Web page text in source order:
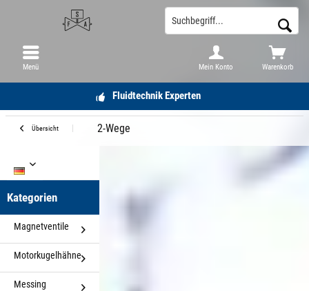
Fluidtechnik Experten
Warenkorb
Mein Konto
Menü
Übersicht 2-Wege
Kategorien
Magnetventile
Motorkugelhähne
Messing